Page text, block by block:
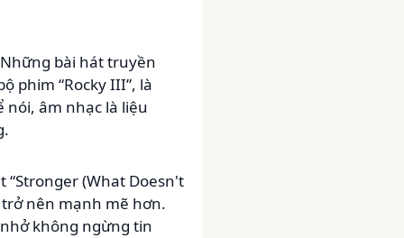
bài hát truyền
phim “Rocky III”, là
âm nhạc là liệu
(What Doesn't
trở nên mạnh mẽ hơn.
nhở không ngừng tin